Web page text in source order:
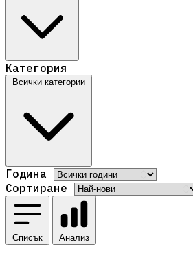
Категория
Всички категории
Година
Сортиране
Списък Анализ